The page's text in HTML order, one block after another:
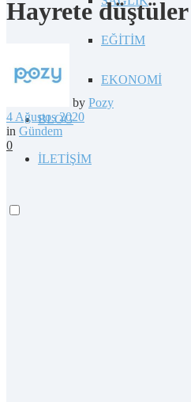
EĞİTİM
EKONOMİ
BLOG
İLETİŞİM
Hayrete düştüler
by Pozy
4 Ağustos 2020
in Gündem
0